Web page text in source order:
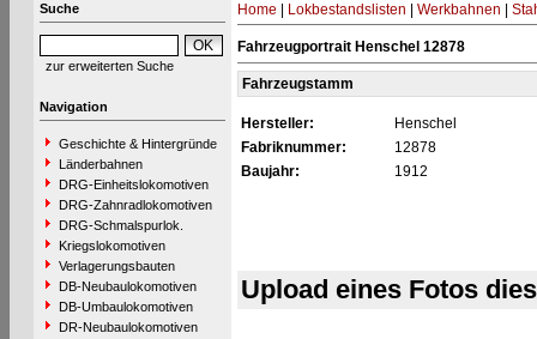
Suche
zur erweiterten Suche
Navigation
Geschichte & Hintergründe
Länderbahnen
DRG-Einheitslokomotiven
DRG-Zahnradlokomotiven
DRG-Schmalspurlok.
Kriegslokomotiven
Verlagerungsbauten
DB-Neubaulokomotiven
DB-Umbaulokomotiven
DR-Neubaulokomotiven
Home Lokbestandslisten Werkbahnen
Fahrzeugportrait Henschel 12878
Fahrzeugstamm
Hersteller:
Henschel
Fabriknummer:
12878
Baujahr:
1912
Upload eines Fotos